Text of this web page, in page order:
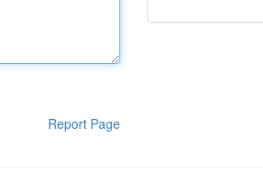
Report Page